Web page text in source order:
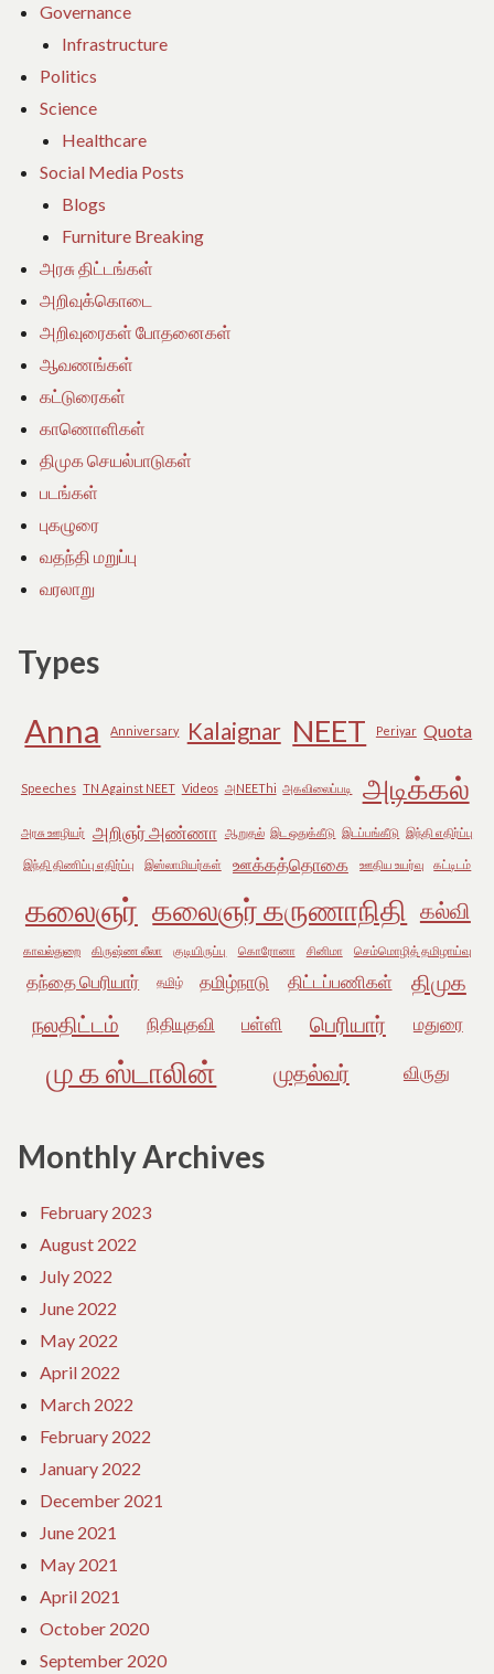
Governance
Infrastructure
Politics
Science
Healthcare
Social Media Posts
Blogs
Furniture Breaking
அரசு திட்டங்கள்
அறிவுக்கொடை
அறிவுரைகள் போதனைகள்
ஆவணங்கள்
கட்டுரைகள்
காணொளிகள்
திமுக செயல்பாடுகள்
படங்கள்
புகழுரை
வதந்தி மறுப்பு
வரலாறு
Types
Anna Anniversary Kalaignar NEET Periyar Quota
Speeches TN Against NEET Videos அNEEThi அகவிலைப்படி அடிக்கல்
அரசு ஊழியர் அறிஞர் அண்ணா ஆறுதல் இட ஒதுக்கீடு இடப்பங்கீடு இந்தி எதிர்ப்பு
இந்தி திணிப்பு எதிர்ப்பு இஸ்லாமியர்கள் ஊக்கத்தொகை ஊதிய உயர்வு கட்டிடம்
கலைஞர் கலைஞர் கருணாநிதி கல்வி
காவல்துறை கிருஷ்ண லீலா குடியிருப்பு கொரோனா சினிமா செம்மொழித் தமிழாய்வு
தந்தை பெரியார் தமிழ் தமிழ்நாடு திட்டப்பணிகள்
திமுக
நலதிட்டம்
நிதியுதவி பள்ளி பெரியார் மதுரை
மு க ஸ்டாலின் முதல்வர் விருது
Monthly Archives
February 2023
August 2022
July 2022
June 2022
May 2022
April 2022
March 2022
February 2022
January 2022
December 2021
June 2021
May 2021
April 2021
October 2020
September 2020